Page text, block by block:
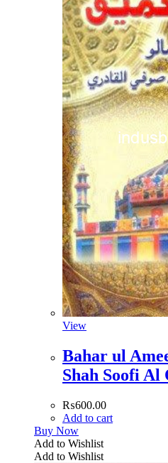
View
Bahar ul
Shah Soofi Al
₨600.00
Add to cart
Buy Now
Add to Wishlist
Add to Wishlist